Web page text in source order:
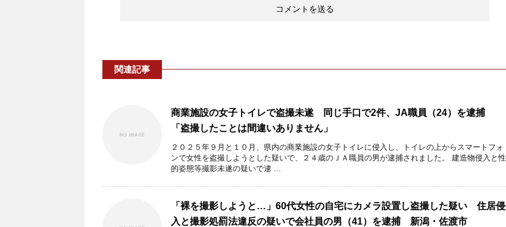
関連記事
商業施設の女子トイレで盗撮未遂 同じ手口で2件、JA職員（24）を逮捕
「盗撮したことは間違いありません」
２０２５年９月と１０月、県内の商業施設の女子トイレに侵入し、トイレの上からスマートフォ
ンで女性を盗撮しようとした疑いで、２４歳のＪＡ職員の男が逮捕されました。 建造物侵入と性
的姿態等撮影未遂の疑いで逮 ...
「裸を撮影しようと…」60代女性の自宅にカメラ設置し盗撮した疑い 住居侵
入と撮影処罰法違反の疑いで会社員の男（41）を逮捕 新潟・佐渡市